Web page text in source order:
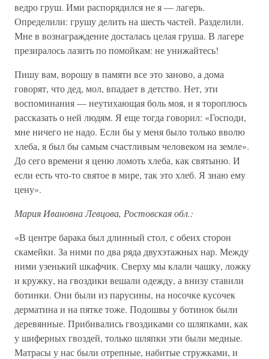
ведро груш. Ими распорядился не я — лагерь.
Определили: грушу делить на шесть частей. Разделили.
Мне в вознаграждение досталась целая груша. В лагере
презиралось лазить по помойкам: не унижайтесь!
Пишу вам, ворошу в памяти все это заново, а дома
говорят, что дед, мол, впадает в детство. Нет, эти
воспоминания — неутихающая боль моя, и я тороплюсь
рассказать о ней людям. Я еще тогда говорил: «Господи,
мне ничего не надо. Если бы у меня было только вволю
хлеба, я был бы самым счастливым человеком на земле».
До сего времени я ценю ломоть хлеба, как святыню. И
если есть что-то святое в мире, так это хлеб. Я знаю ему
цену».
Мария Ивановна Левцова, Ростовская обл.:
«В центре барака был длинный стол, с обеих сторон
скамейки. За ними по два ряда двухэтажных нар. Между
ними узенький шкафчик. Сверху мы клали чашку, ложку
и кружку, на гвоздики вешали одежду, а внизу ставили
ботинки. Они были из парусины, на носочке кусочек
дерматина и на пятке тоже. Подошвы у ботинок были
деревянные. Прибивались гвоздиками со шляпками, как
у шиферных гвоздей, только шляпки эти были медные.
Матрасы у нас были отрепные, набитые стружками, и